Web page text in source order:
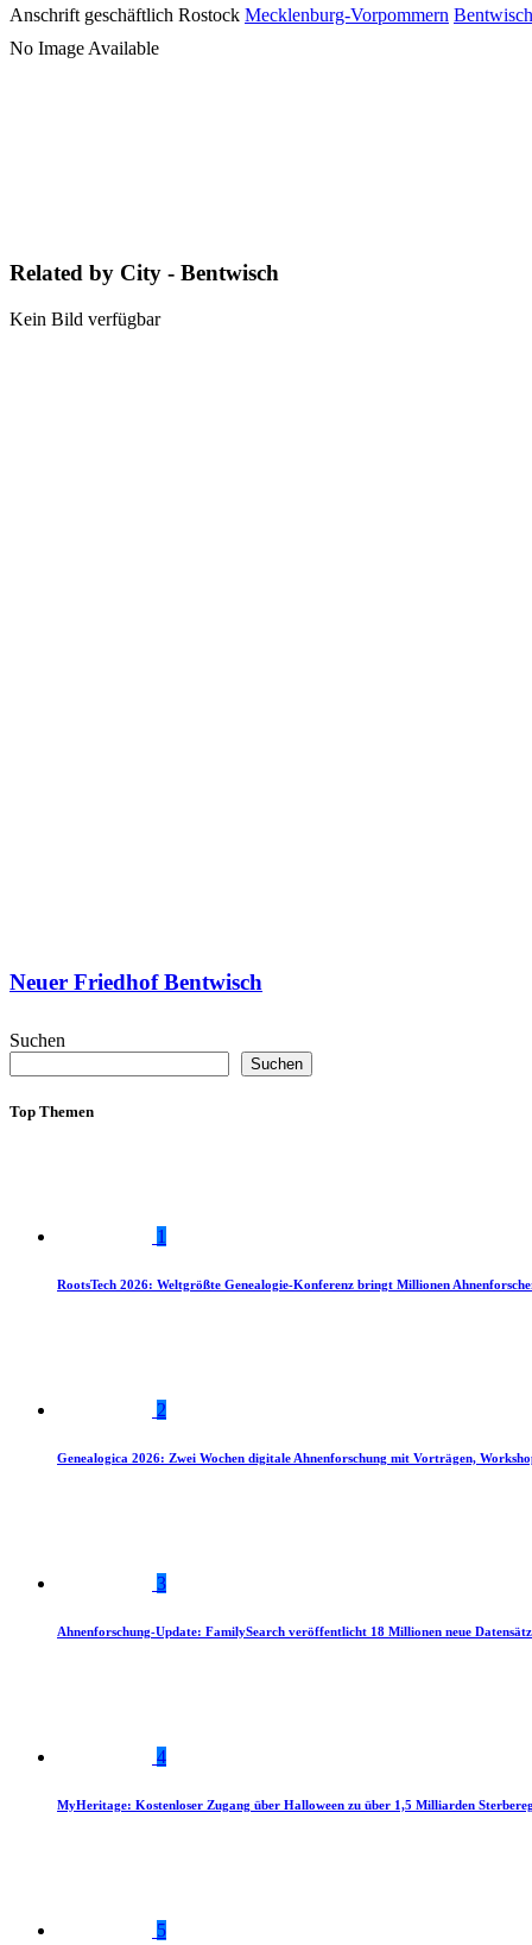
Anschrift geschäftlich Rostock Mecklenburg-Vorpommern Bentwisch
No Image Available
Related by City - Bentwisch
Kein Bild verfügbar
Neuer Friedhof Bentwisch
Suchen
Suchen
Top Themen
1
RootsTech 2026: Weltgrößte Genealogie-Konferenz bringt Millionen
2
Genealogica 2026: Zwei Wochen digitale Ahnenforschung mit Vorträgen,
3
Ahnenforschung-Update: FamilySearch veröffentlicht 18 Millionen neue
4
MyHeritage: Kostenloser Zugang über Halloween zu über 1,5 Milliarden
5